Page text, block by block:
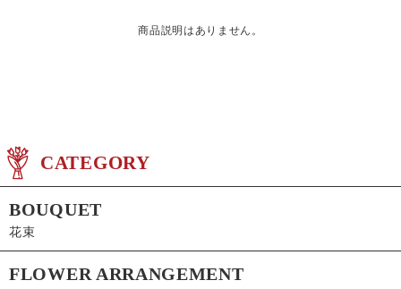
商品説明はありません。
CATEGORY
BOUQUET
花束
FLOWER ARRANGEMENT